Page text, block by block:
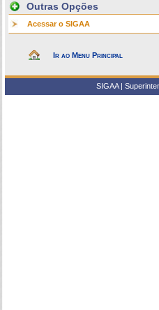
Outras Opções
Acessar o SIGAA
Ir ao Menu Principal
SIGAA |